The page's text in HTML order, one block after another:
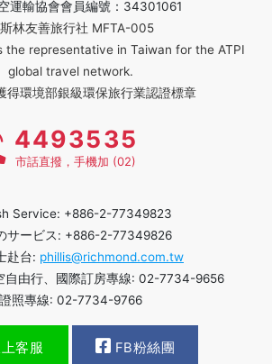
運輸協會會員編號：34301061
林友善旅行社 MFTA-005
the representative in Taiwan for the ATPI
global travel network.
得環境部銀級環保旅行業認證標章
4493535
市話直撥，手機加 (02)
Service: +886-2-77349823
サービス: +886-2-77349826
赴台: phillis@richmond.com.tw
自由行、國際訂房專線: 02-7734-9656
證照專線: 02-7734-9766
客服 FB粉絲團